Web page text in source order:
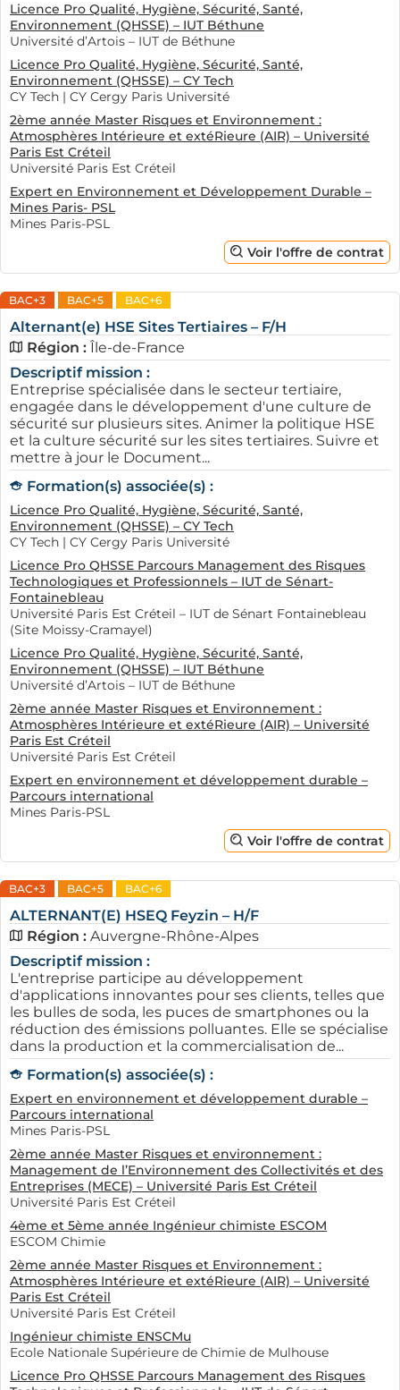
Licence Pro Qualité, Hygiène, Sécurité, Santé,
Environnement (QHSSE) – IUT Béthune
Université d’Artois – IUT de Béthune
Licence Pro Qualité, Hygiène, Sécurité, Santé,
Environnement (QHSSE) – CY Tech
CY Tech | CY Cergy Paris Université
2ème année Master Risques et Environnement :
Atmosphères Intérieure et extéRieure (AIR) – Université
Paris Est Créteil
Université Paris Est Créteil
Expert en Environnement et Développement Durable –
Mines Paris- PSL
Mines Paris-PSL
Voir l'offre de contrat
BAC+3 BAC+5 BAC+6
Alternant(e) HSE Sites Tertiaires – F/H
Région : Île-de-France
Descriptif mission :
Entreprise spécialisée dans le secteur tertiaire,
engagée dans le développement d'une culture de
sécurité sur plusieurs sites. Animer la politique HSE
et la culture sécurité sur les sites tertiaires. Suivre et
mettre à jour le Document...
Formation(s) associée(s) :
Licence Pro Qualité, Hygiène, Sécurité, Santé,
Environnement (QHSSE) – CY Tech
CY Tech | CY Cergy Paris Université
Licence Pro QHSSE Parcours Management des Risques
Technologiques et Professionnels – IUT de Sénart-
Fontainebleau
Université Paris Est Créteil – IUT de Sénart Fontainebleau
(Site Moissy-Cramayel)
Licence Pro Qualité, Hygiène, Sécurité, Santé,
Environnement (QHSSE) – IUT Béthune
Université d’Artois – IUT de Béthune
2ème année Master Risques et Environnement :
Atmosphères Intérieure et extéRieure (AIR) – Université
Paris Est Créteil
Université Paris Est Créteil
Expert en environnement et développement durable –
Parcours international
Mines Paris-PSL
Voir l'offre de contrat
BAC+3 BAC+5 BAC+6
ALTERNANT(E) HSEQ Feyzin – H/F
Région : Auvergne-Rhône-Alpes
Descriptif mission :
L'entreprise participe au développement
d'applications innovantes pour ses clients, telles que
les bulles de soda, les puces de smartphones ou la
réduction des émissions polluantes. Elle se spécialise
dans la production et la commercialisation de...
Formation(s) associée(s) :
Expert en environnement et développement durable –
Parcours international
Mines Paris-PSL
2ème année Master Risques et environnement :
Management de l’Environnement des Collectivités et des
Entreprises (MECE) – Université Paris Est Créteil
Université Paris Est Créteil
4ème et 5ème année Ingénieur chimiste ESCOM
ESCOM Chimie
2ème année Master Risques et Environnement :
Atmosphères Intérieure et extéRieure (AIR) – Université
Paris Est Créteil
Université Paris Est Créteil
Ingénieur chimiste ENSCMu
Ecole Nationale Supérieure de Chimie de Mulhouse
Licence Pro QHSSE Parcours Management des Risques